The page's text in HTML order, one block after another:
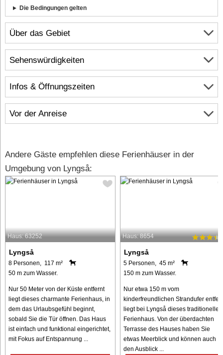
Über das Gebiet
Infos & Öffnungszeiten
Vor der Anreise
Die Bedingungen gelten
Sehenswürdigkeiten
Andere Gäste empfehlen diese Ferienhäuser in der
Umgebung von Lyngså:
Haus: 63252
Lyngså
8 Personen, 117 m²
50 m zum Wasser.
Nur 50 Meter von der Küste entfernt
liegt dieses charmante Ferienhaus, in
dem das Urlaubsgefühl beginnt,
sobald Sie die Tür öffnen. Das Haus
ist einfach und funktional eingerichtet,
mit Fokus auf Entspannung ...
Haus: 8654
Lyngså
5 Personen, 45 m²
150 m zum Wasser.
Nur etwa 150 m vom
kinderfreundlichen Strandufer
liegt bei Lyngså dieses traditionelle
Ferienhaus. Von der überdachten
Terrasse des Hauses haben Sie
etwas Meerblick und können auch
den Ausblick ...